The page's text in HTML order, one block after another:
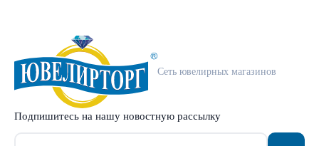
Сеть ювелирных магазинов
Подпишитесь на нашу новостную рассылку